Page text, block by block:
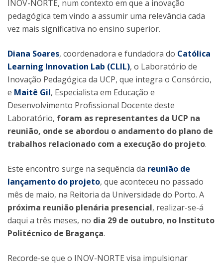
INOV-NORTE, num contexto em que a inovação
pedagógica tem vindo a assumir uma relevância cada
vez mais significativa no ensino superior.
Diana Soares, coordenadora e fundadora do Católica
Learning Innovation Lab (CLIL), o Laboratório de
Inovação Pedagógica da UCP, que integra o Consórcio,
e Maitê Gil, Especialista em Educação e
Desenvolvimento Profissional Docente deste
Laboratório, foram as representantes da UCP na
reunião, onde se abordou o andamento do plano de
trabalhos relacionado com a execução do projeto.
Este encontro surge na sequência da reunião de
lançamento do projeto, que aconteceu no passado
mês de maio, na Reitoria da Universidade do Porto. A
próxima reunião plenária presencial, realizar-se-á
daqui a três meses, no dia 29 de outubro, no Instituto
Politécnico de Bragança.
Recorde-se que o INOV-NORTE visa impulsionar